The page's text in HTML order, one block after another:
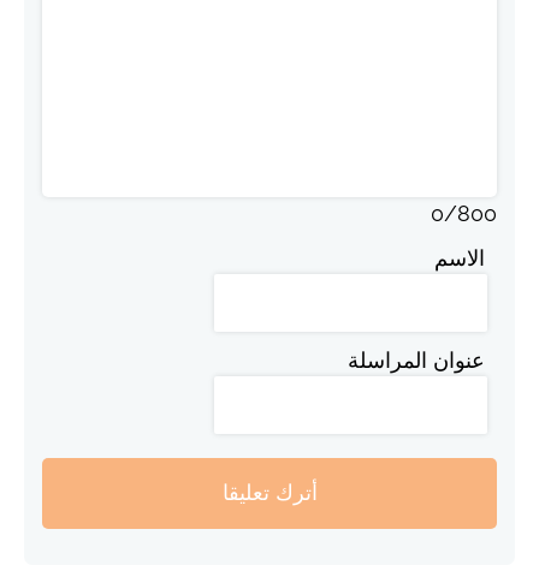
0/800
الاسم
عنوان المراسلة
أترك تعليقا